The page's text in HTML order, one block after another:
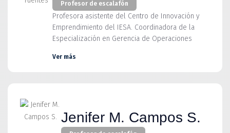
Profesor de escalafón
Profesora asistente del Centro de Innovación y
Emprendimiento del IESA. Coordinadora de la
Especialización en Gerencia de Operaciones
Ver más
Jenifer M. Campos S.